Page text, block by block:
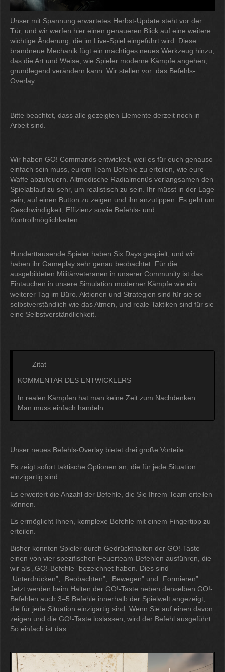
Unser mit Spannung erwartetes Herbst-Update steht vor der
Tür, und wir werfen hier einen genaueren Blick auf eine weitere
wichtige Änderung, die im Live-Spiel eingeführt wird. Diese
brandneue Mechanik fügt ein mächtiges neues Werkzeug hinzu,
das die Art und Weise, wie Spieler moderne Kämpfe angehen,
grundlegend verändern kann. Wir stellen vor: das Befehls-
Overlay.
Bitte beachtet, dass alle gezeigten Elemente derzeit noch in
Arbeit sind.
Wir haben GO! Commands entwickelt, weil es für euch genauso
einfach sein muss, eurem Team Befehle zu erteilen, wie eure
Waffe abzufeuern. Altmodische Radialmenüs verlangsamen den
Spielablauf zu sehr, um realistisch zu sein. Ihr müsst in der Lage
sein, auf einen Button zu zeigen und ihn anzutippen. Es geht um
Geschwindigkeit, Effizienz sowie Befehls- und
Kontrollmöglichkeiten.
Hunderttausende Spieler haben Six Days gespielt, und wir
haben ihr Gameplay sehr genau beobachtet. Für die
ausgebildeten Militärveteranen in unserer Community ist das
Eintauchen in unsere Simulation moderner Kämpfe wie ein
weiterer Tag im Büro. Aktionen und Strategien sind für sie so
selbstverständlich wie das Atmen, und reale Taktiken sind für sie
eine Selbstverständlichkeit.
Zitat
KOMMENTAR DES ENTWICKLERS
In realen Kämpfen hat man keine Zeit zum Nachdenken.
Man muss einfach handeln.
Unser neues Befehls-Overlay bietet drei große Vorteile:
Es zeigt sofort taktische Optionen an, die für jede Situation
einzigartig sind.
Es erweitert die Anzahl der Befehle, die Sie Ihrem Team erteilen
können.
Es ermöglicht Ihnen, komplexe Befehle mit einem Fingertipp zu
erteilen.
Bisher konnten Spieler durch Gedrückthalten der GO!-Taste
einen von vier spezifischen Feuerteam-Befehlen ausführen, die
wir als „GO!-Befehle” bezeichnet haben. Dies sind
„Unterdrücken”, „Beobachten”, „Bewegen” und „Formieren”.
Jetzt werden beim Halten der GO!-Taste neben denselben GO!-
Befehlen auch 3–5 Befehle innerhalb der Spielwelt angezeigt,
die für jede Situation einzigartig sind. Wenn Sie auf einen davon
zeigen und die GO!-Taste loslassen, wird der Befehl ausgeführt.
So einfach ist das.